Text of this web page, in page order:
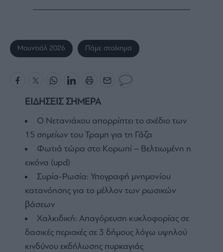
Μουντιάλ 2026 Πάμε στοίχημα
ΕΙΔΗΣΕΙΣ ΣΗΜΕΡΑ
Ο Νετανιάχου απορρίπτει το σχέδιο των
15 σημείων του Τραμπ για τη Γάζα
Φωτιά τώρα στο Κορωπί – Βελτιωμένη η
εικόνα (upd)
Συρία-Ρωσία: Υπογραφή μνημονίου
κατανόησης για το μέλλον των ρωσικών
βάσεων
Χαλκιδική: Απαγόρευση κυκλοφορίας σε
δασικές περιοχές σε 3 δήμους λόγω υψηλού
κινδύνου εκδήλωσης πυρκαγιάς